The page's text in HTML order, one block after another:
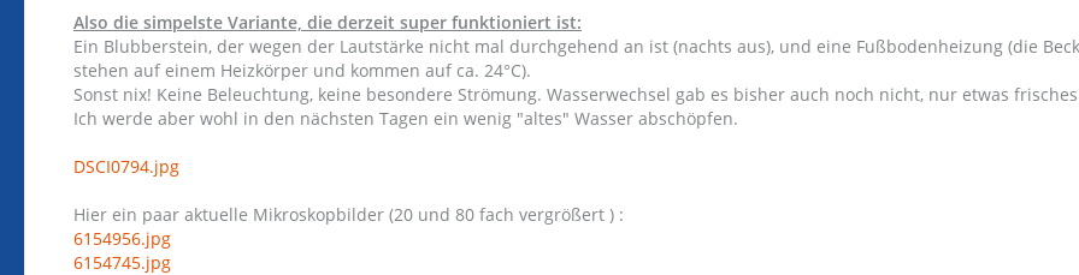
Also die simpelste Variante, die derzeit super funktioniert ist:
Ein Blubberstein, der wegen der Lautstärke nicht mal durchgehend an ist (nachts aus), und eine Fußbodenheizung (die
stehen auf einem Heizkörper und kommen auf ca. 24°C).
Sonst nix! Keine Beleuchtung, keine besondere Strömung. Wasserwechsel gab es bisher auch noch nicht, nur etwas
Ich werde aber wohl in den nächsten Tagen ein wenig "altes" Wasser abschöpfen.
DSCI0794.jpg
Hier ein paar aktuelle Mikroskopbilder (20 und 80 fach vergrößert ) :
6154956.jpg
6154745.jpg